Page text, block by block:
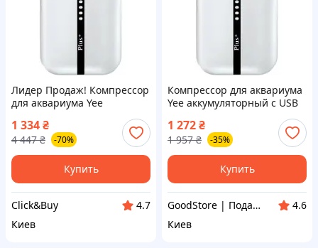
Лидер Продаж! Компрессор
для аквариума Yee
кабелем 3 Вт
(6922192995886) - КлікБай
1 334₴
4 447 ₴ -70%
Купить
Click&Buy
4.7
Киев
Компрессор для аквариума
Yee аккумуляторный с USB
(6922192995886) - оригинал
1 272₴
1 957 ₴ -35%
Купить
GoodStore | Подарки, Товары для дома и работы
4.6
Киев